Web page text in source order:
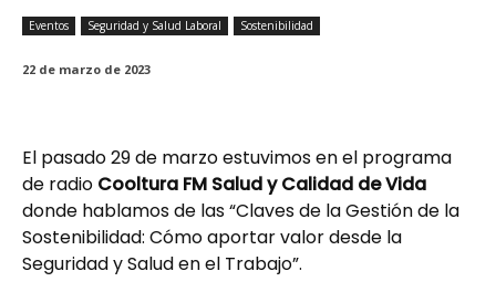
Eventos Seguridad y Salud Laboral Sostenibilidad
22 de marzo de 2023
El pasado 29 de marzo estuvimos en el programa
de radio Cooltura FM Salud y Calidad de Vida
donde hablamos de las “Claves de la Gestión de la
Sostenibilidad: Cómo aportar valor desde la
Seguridad y Salud en el Trabajo”.